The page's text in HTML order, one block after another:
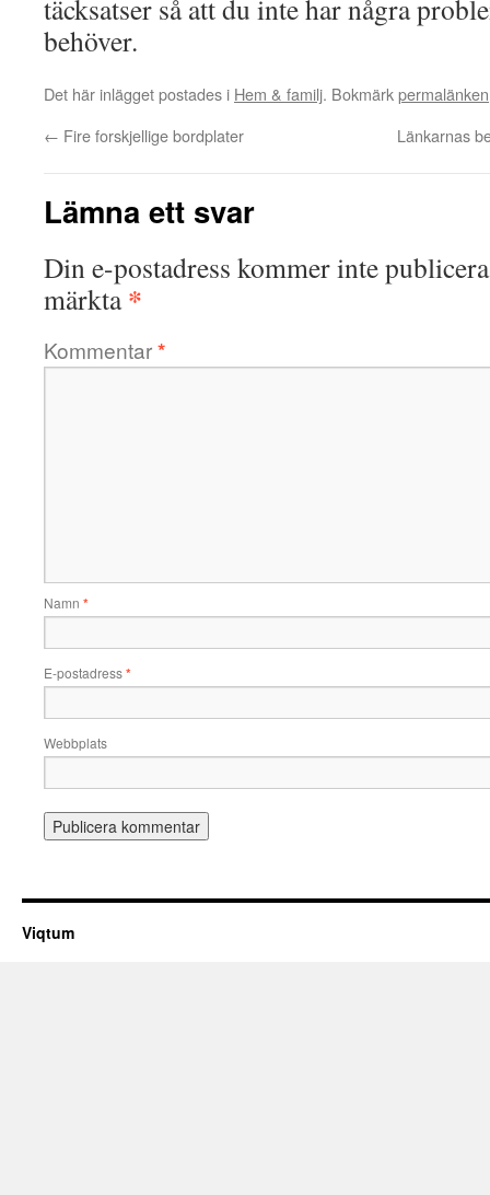
täcksatser så att du inte har några
behöver.
Det här inlägget postades i Hem & familj. Bokmärkpermalänken
← Fire forskjellige bordplater Länkarnas
Lämna ett svar
Din e-postadress kommer inte
märkta*
Kommentar*
Namn *
E-postadress*
Webbplats
Viqtum